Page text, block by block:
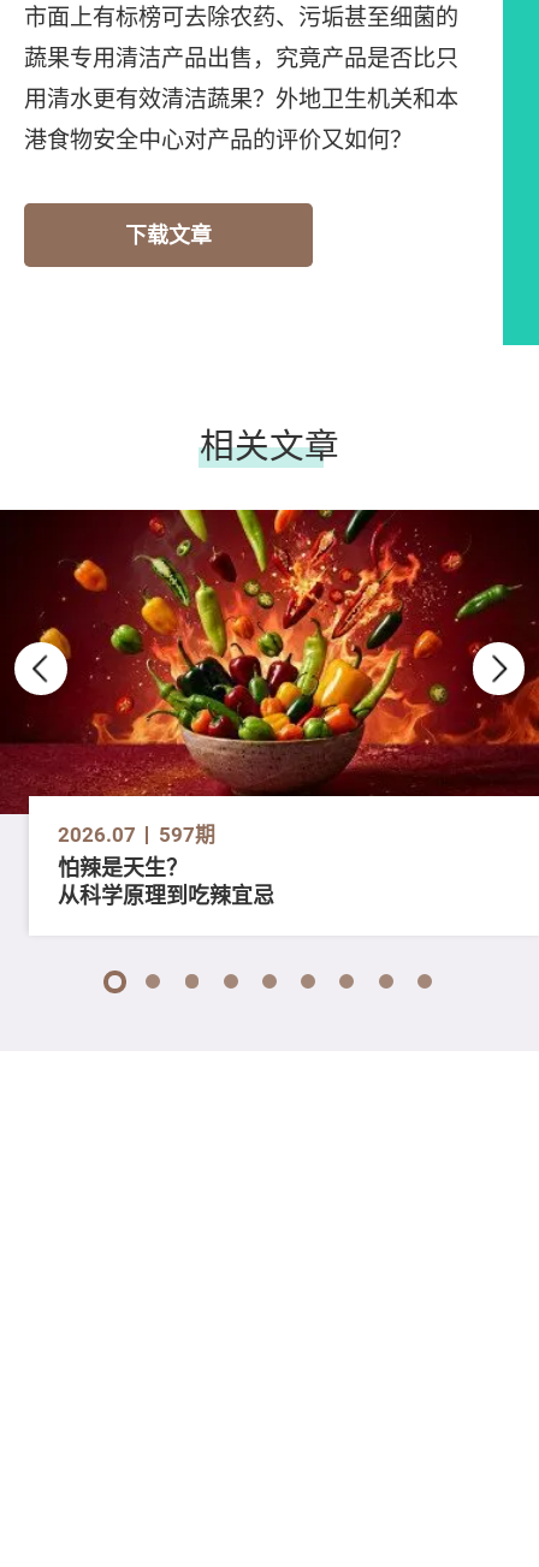
市面上有标榜可去除农药、污垢甚至细菌的
蔬果专用清洁产品出售，究竟产品是否比只
用清水更有效清洁蔬果？外地卫生机关和本
港食物安全中心对产品的评价又如何？
下载文章
相关文章
2026.07 597期
怕辣是天生？
从科学原理到吃辣宜忌
1 2 3 4 5 6 7 8 9